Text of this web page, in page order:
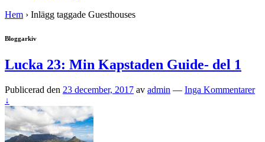
Hem › Inlägg taggade Guesthouses
Bloggarkiv
Lucka 23: Min Kapstaden Guide- del 1
Publicerad den 23 december, 2017 av admin — Inga Kommentarer
↓